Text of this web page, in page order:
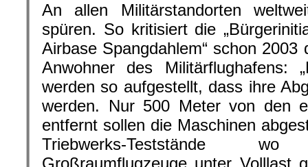
An allen Militärstandorten
spüren. So kritisiert die
Airbase Spangdahlem“ schon 2003
Anwohner des Militärflughafens:
werden so aufgestellt, dass ihre
werden. Nur 500 Meter von den
entfernt sollen die Maschinen
Triebwerks-Teststände
Großraumflugzeuge unter Volllast